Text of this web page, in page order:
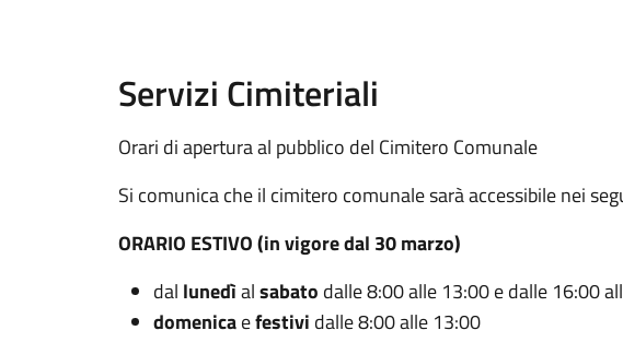
Servizi Cimiteriali
Orari di apertura al pubblico del Cimitero Comunale
Si comunica che il cimitero comunale sarà accessibile nei
ORARIO ESTIVO (in vigore dal 30 marzo)
dal lunedìalsabato dalle 8:00 alle 13:00 e dalle 16:00
domenicaefestivi dalle 8:00 alle 13:00